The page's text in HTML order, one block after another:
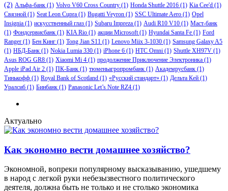
(2) Альфа-банк (1) Volvo V60 Cross Country (1) Honda Shuttle 2016 (1) Kia Cee'd (1)
Связной (1) Seat Leon Cupra (1) Bugatti Veyron (1) SSC Ultimate Aero (1) Opel
Insignia (1) искусственный глаз (1) Subaru Impreza (1) Audi R10 V10 (1) Маст-банк
(1) Фондсервисбанк (1) KIA Rio (1) акции Microsoft(1) Hyundai Santa Fe (1) Ford
Ranger (1) Бен Кинг (1) Tong Jian S11 (1) Lenovo Miix 3-1030 (1) Samsung Galaxy A5
(1) НБД-Банк (1) Nokia Lumia 330 (1) iPhone 6 (1) HTC Omni (1) Shuttle XH97V (1)
Asus ROG GR8 (1) Xiaomi Mi 4 (1) продолжение Приключение Электроника (1)
Apple iPad Air 2 (1) ПК-Банк (1) тюменьагропромбанк (1) Академрусбанк (1)
Тинькофф (1) Royal Bank of Scotland (1) «Русский стандарт» (1) Дельта Кей (1)
Уралсиб (1) Бинбанк (1) Panasonic Let’s Note RZ4 (1)
Актуально
Как экономно вести домашнее хозяйство?
Экономной, вопреки популярному высказыванию, ушедшему
в народ с легкой руки небезызвестного политического
деятеля, должна быть не только и не столько экономика